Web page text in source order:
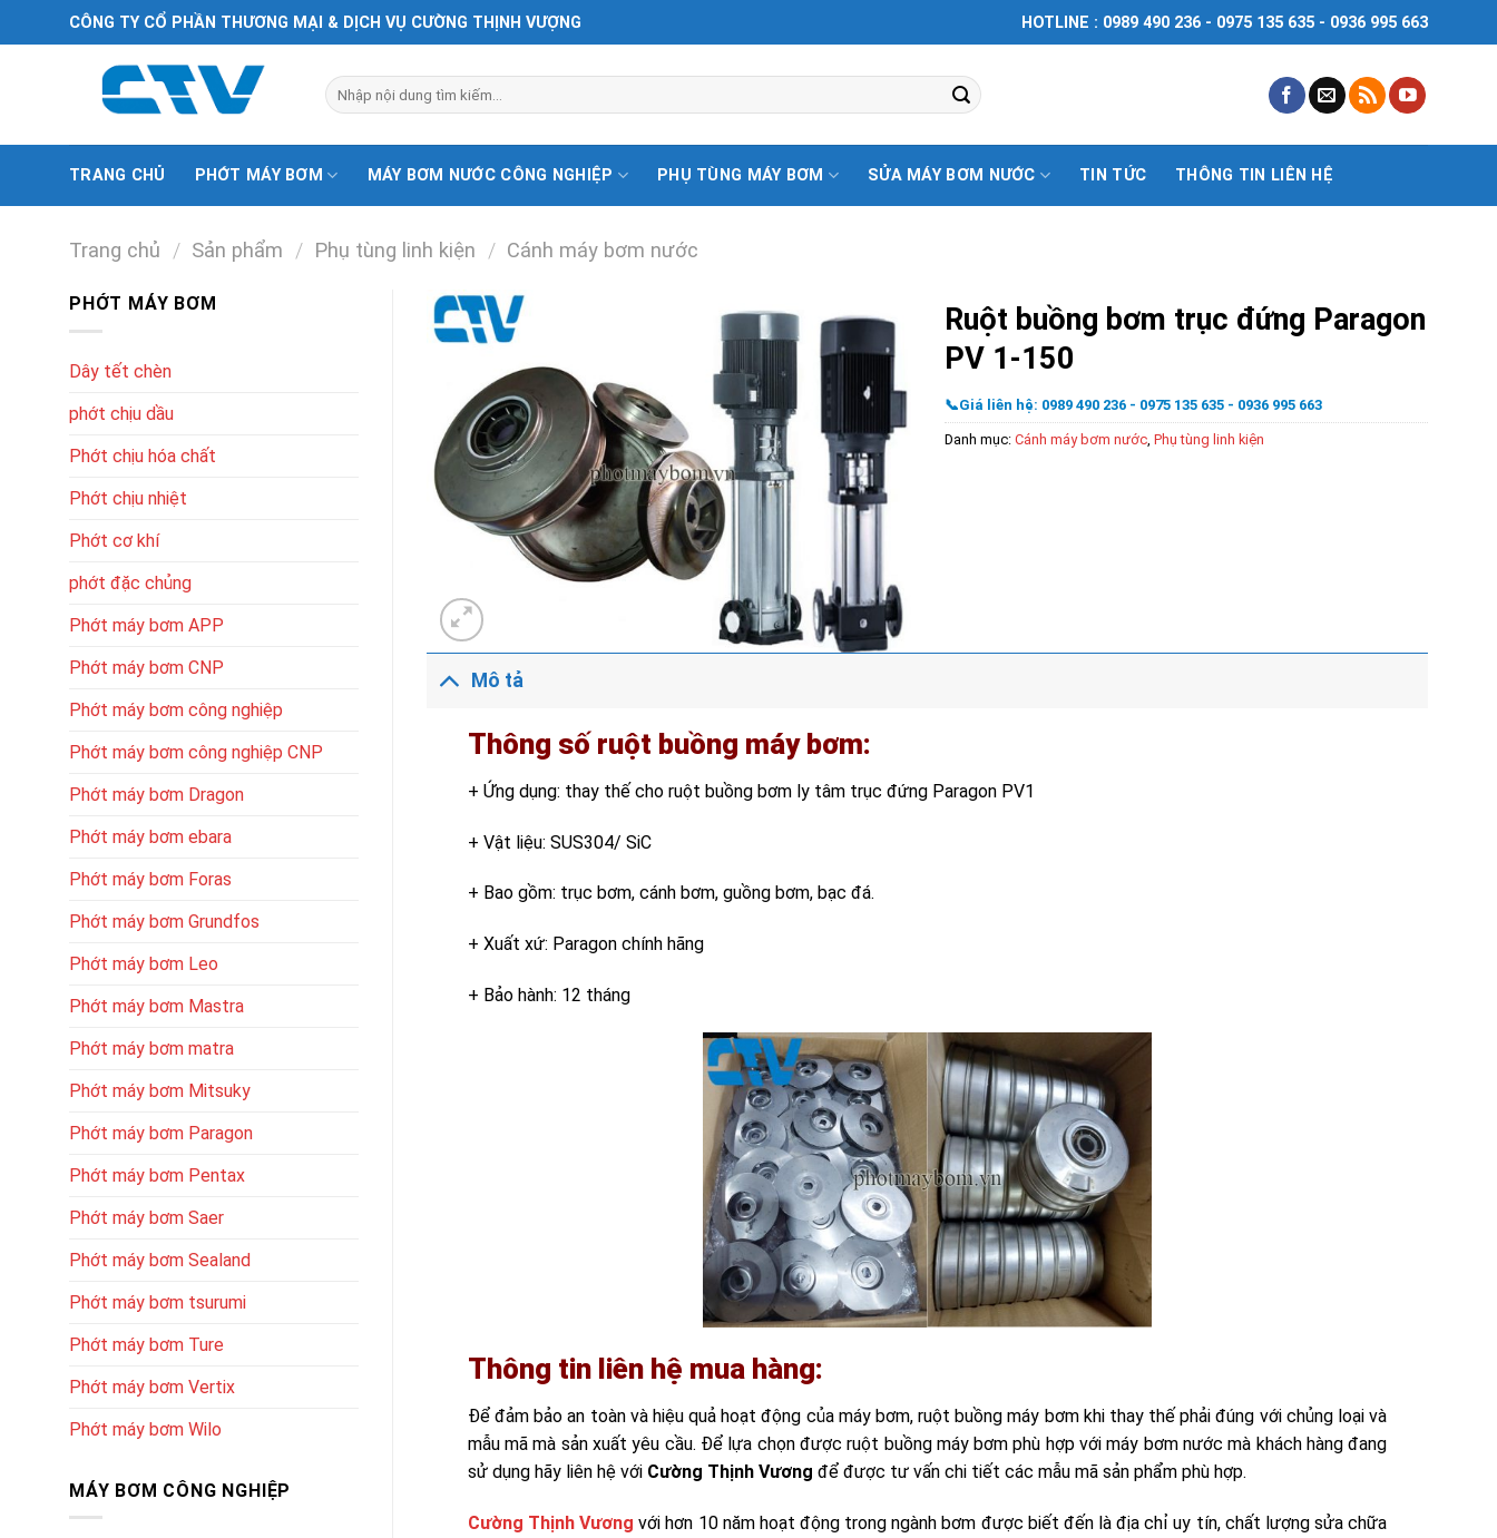
đến
CÔNG TY CỔ PHẦN THƯƠNG MẠI & DỊCH VỤ CƯỜNG THỊNH VƯỢNG HOTLINE : 0989 490 236 - 0975 135 635 - 0936 995 663
Tìm
kiếm:
TRANG CHỦ PHỚT MÁY BƠM MÁY BƠM NƯỚC CÔNG NGHIỆP PHỤ TÙNG MÁY BƠM SỬA MÁY BƠM NƯỚC TIN TỨC THÔNG TIN LIÊN HỆ
Trang chủ / Sản phẩm / Phụ tùng linh kiện / Cánh máy bơm nước
PHỚT MÁY BƠM
Dây tết chèn
phớt chịu dầu
Phớt chịu hóa chất
Phớt chịu nhiệt
Phớt cơ khí
phớt đặc chủng
Phớt máy bơm APP
Phớt máy bơm CNP
Phớt máy bơm công nghiệp
Phớt máy bơm công nghiệp CNP
Phớt máy bơm Dragon
Phớt máy bơm ebara
Phớt máy bơm Foras
Phớt máy bơm Grundfos
Phớt máy bơm Leo
Phớt máy bơm Mastra
Phớt máy bơm matra
Phớt máy bơm Mitsuky
Phớt máy bơm Paragon
Phớt máy bơm Pentax
Phớt máy bơm Saer
Phớt máy bơm Sealand
Phớt máy bơm tsurumi
Phớt máy bơm Ture
Phớt máy bơm Vertix
Phớt máy bơm Wilo
MÁY BƠM CÔNG NGHIỆP
Ruột buồng bơm trục đứng Paragon
PV 1-150
📞Giá liên hệ: 0989 490 236 - 0975 135 635 - 0936 995 663
Danh mục: Cánh máy bơm nước, Phụ tùng linh kiện
Mô tả
Thông số ruột buồng máy bơm:
+ Ứng dụng: thay thế cho ruột buồng bơm ly tâm trục đứng Paragon PV1
+ Vật liệu: SUS304/ SiC
+ Bao gồm: trục bơm, cánh bơm, guồng bơm, bạc đá.
+ Xuất xứ: Paragon chính hãng
+ Bảo hành: 12 tháng
Thông tin liên hệ mua hàng:
Để đảm bảo an toàn và hiệu quả hoạt động của máy bơm, ruột buồng máy bơm khi thay thế phải đúng với chủng loại và
mẫu mã mà sản xuất yêu cầu. Để lựa chọn được ruột buồng máy bơm phù hợp với máy bơm nước mà khách hàng đang
sử dụng hãy liên hệ với Cường Thịnh Vương để được tư vấn chi tiết các mẫu mã sản phẩm phù hợp.​
Cường Thịnh Vương với hơn 10 năm hoạt động trong ngành bơm được biết đến là địa chỉ uy tín, chất lượng sửa chữa